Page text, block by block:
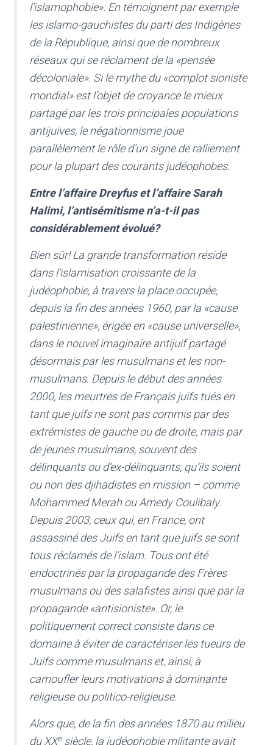
l’islamophobie». En témoignent par exemple
les islamo-gauchistes du parti des Indigènes
de la République, ainsi que de nombreux
réseaux qui se réclament de la «pensée
décoloniale». Si le mythe du «complot sioniste
mondial» est l’objet de croyance le mieux
partagé par les trois principales populations
antijuives, le négationnisme joue
parallèlement le rôle d’un signe de ralliement
pour la plupart des courants judéophobes.
Entre l’affaire Dreyfus etl’affaire Sarah
Halimi, l’antisémitisme n’a-t-il pas
considérablement évolué?
Bien sûr! La grande transformation réside
dans l’islamisation croissante de la
judéophobie, à travers la place occupée,
depuis la fin des années 1960, par la «cause
palestinienne», érigée en «cause universelle»,
dans le nouvel imaginaire antijuif partagé
désormais par les musulmans et les non-
musulmans. Depuis le début des années
2000, les meurtres de Français juifs tués en
tant que juifs ne sont pas commis par des
extrémistes de gauche ou de droite, mais par
de jeunes musulmans, souvent des
délinquants ou d’ex-délinquants, qu’ils soient
ou non des djihadistes en mission – comme
Mohammed Merah ou Amedy Coulibaly.
Depuis 2003, ceux qui, en France, ont
assassiné des Juifs en tant que juifs se sont
tous réclamés de l’islam. Tous ont été
endoctrinés par la propagande des Frères
musulmans ou des salafistes ainsi que par la
propagande «antisioniste». Or, le
politiquement correct consiste dans ce
domaine à éviter de caractériser les tueurs de
Juifs comme musulmans et, ainsi, à
camoufler leurs motivations à dominante
religieuse ou politico-religieuse.
Alors que, de la fin des années 1870 au milieu
du XXesiècle, la judéophobie militante avait